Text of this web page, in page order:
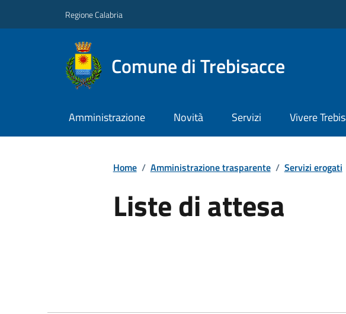
Regione Calabria
Comune di Trebisacce
Amministrazione Novità Servizi Vivere
Home / Amministrazione trasparente / Servizi erogati
Liste di attesa